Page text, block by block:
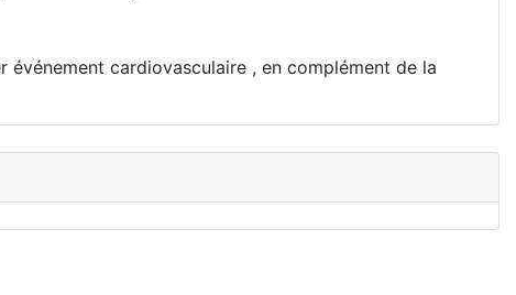
cardiovasculaire , en complément de la